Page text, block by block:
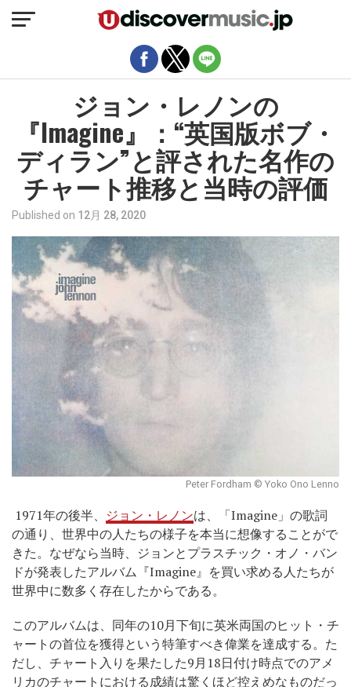
ジョン・レノンの
『Imagine』：“英国版ボブ・
ディラン”と評された名作の
チャート推移と当時の評価
Published on 12月 28, 2020
Peter Fordham © Yoko Ono Lenno
1971年の後半、 ジョン・レノンは、「Imagine」の歌詞
の通り、世界中の人たちの様子を本当に想像することがで
きた。なぜなら当時、ジョンとプラスチック・オノ・バン
ドが発表したアルバム『Imagine』を買い求める人たちが
世界中に数多く存在したからである。
このアルバムは、同年の10月下旬に英米両国のヒット・チ
ャートの首位を獲得という特筆すべき偉業を達成する。た
だし、チャート入りを果たした9月18日付け時点でのアメ
リカのチャートにおける成績は驚くほど控えめなものだっ
モバイルバージョンを終了